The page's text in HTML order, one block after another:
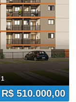
1
R$ 510.000,00